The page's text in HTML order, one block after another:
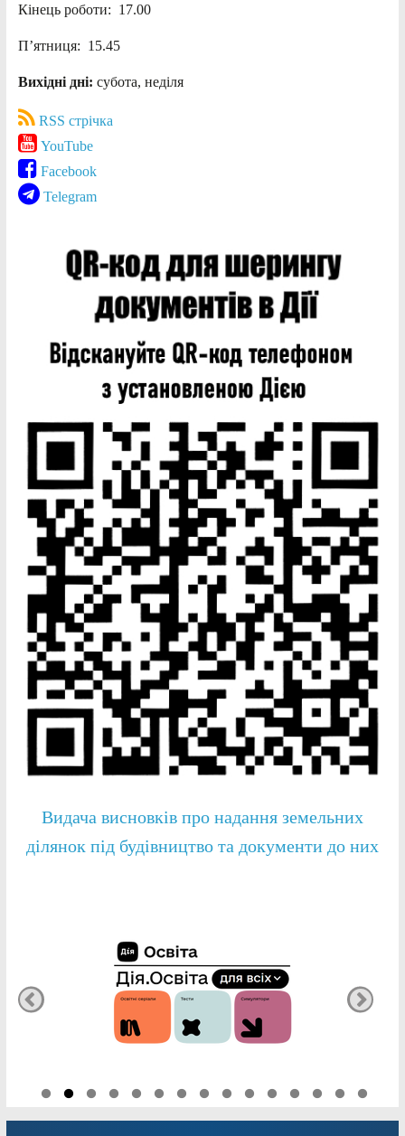
Кінець роботи: 17.00
П’ятниця: 15.45
Вихідні дні: субота, неділя
RSS стрічка
YouTube
Facebook
Telegram
Видача висновків про надання земельних
ділянок під будівництво та документи до них